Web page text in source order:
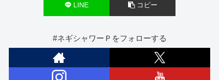
LINE コピー
#ネギシャワーＰをフォローする